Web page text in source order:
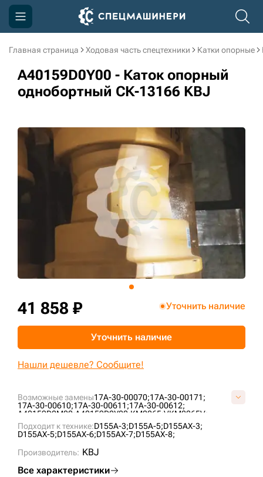
Главная страница Ходовая часть спецтехники Катки опорные
A40159D0Y00 - Каток опорный
однобортный СК-13166 KBJ
Возможные замены17A-30-00070;17A-30-00171;
17A-30-00610;17A-30-00611;17A-30-00612;
A40159D0M00;A40159D0Y00;KM2265;VKM2265V;
ZZ17A3000070;
Подходит к технике:D155A-3;D155A-5;D155AX-3;
D155AX-5;D155AX-6;D155AX-7;D155AX-8;
Производитель: KBJ
Все характеристики
41 858 ₽ Уточнить наличие
Уточнить наличие
Нашли дешевле? Сообщите!
Компания
Акции
Информация
3D тур по производству
3D тур по складам
+7 (499) 394-50-93